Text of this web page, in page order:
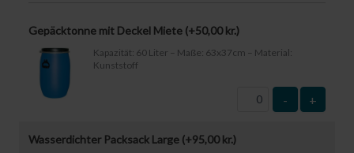
Gepäcktonne mit Deckel Miete (+50,00 kr.)
Kapazität: 60 Liter – Maße: 63x37cm – Material:
Kunststoff
- +
Wasserdichter Packsack Large (+95,00kr.)